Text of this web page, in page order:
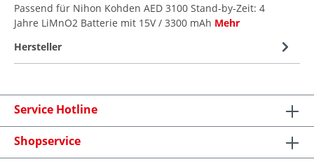
Passend für Nihon Kohden AED 3100 Stand-by-Zeit: 4
Jahre LiMnO2 Batterie mit 15V / 3300 mAh Mehr
Hersteller
Service Hotline
Shopservice